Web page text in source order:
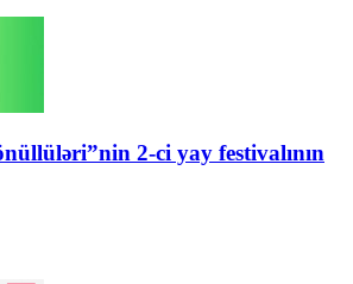
2-ci yay festivalının